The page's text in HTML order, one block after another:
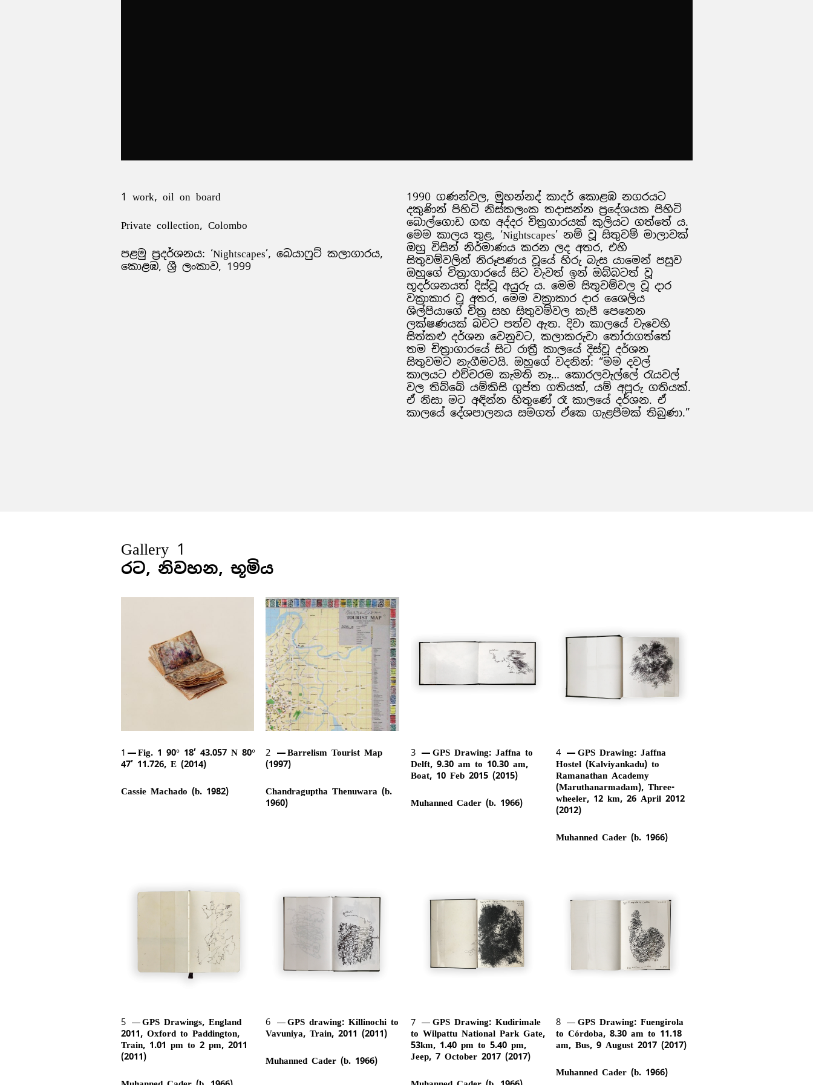
1 work, oil on board
Private collection, Colombo
පළමු ප්‍රදර්ශනය: ‘Nightscapes’, බෙයාෆුට් කලාගාරය,
කොළඹ, ශ්‍රී ලංකාව, 1999
1990 ගණන්වල, මුහන්නද් කාදර් කොළඹ නගරයට
දකුණින් පිහිටි නිස්කලංක තදාසන්න ප්‍රදේශයක පිහිටි
බොල්ගොඩ ගඟ අද්දර චිත්‍රගාරයක් කුලියට ගත්තේ ය.
මෙම කාලය තුළ, ‘Nightscapes’ නම් වූ සිතුවම් මාලාවක්
ඔහු විසින් නිර්මාණය කරන ලද අතර, එහි
සිතුවම්වලින් නිරූපණය වූයේ හිරු බැස යාමෙන් පසුව
ඔහුගේ චිත්‍රාගාරයේ සිට වැවත් ඉන් ඔබ්බටත් වූ
භූදර්ශනයත් දිස්වූ අයුරු ය. මෙම සිතුවම්වල වූ දාර
වක්‍රාකාර වූ අතර, මෙම වක්‍රාකාර දාර ශෛලිය
ශිල්පියාගේ චිත්‍ර සහ සිතුවම්වල කැපී පෙනෙන
ලක්ෂණයක් බවට පත්ව ඇත. දිවා කාලයේ වැවෙහි
සිත්කළු දර්ශන වෙනුවට, කලාකරුවා තෝරාගත්තේ
තම චිත්‍රාගාරයේ සිට රාත්‍රී කාලයේ දිස්වූ දර්ශන
සිතුවමට නැගීමටයි. ඔහුගේ වදනින්: “මම දවල්
කාලයට එච්චරම කැමති නෑ… කොරලවැල්ලේ රැයවල්
වල තිබ්බේ යම්කිසි ගුප්ත ගතියක්, යම් අපූරු ගතියක්.
ඒ නිසා මට අඳින්න හිතුණේ රෑ කාලයේ දර්ශන. ඒ
කාලයේ දේශපාලනය සමගත් ඒකෙ ගැළපීමක් තිබුණා.”
Gallery 1
රට, නිවහන, භූමිය
1
Fig. 1 90° 18’ 43.057 N 80°
47’ 11.726, E (2014)
Cassie Machado (b. 1982)
2
Barrelism Tourist Map
(1997)
Chandraguptha Thenuwara (b.
1960)
3
GPS Drawing: Jaffna to
Delft, 9.30 am to 10.30 am,
Boat, 10 Feb 2015 (2015)
Muhanned Cader (b. 1966)
4
GPS Drawing: Jaffna
Hostel (Kalviyankadu) to
Ramanathan Academy
(Maruthanarmadam), Three-
wheeler, 12 km, 26 April 2012
(2012)
Muhanned Cader (b. 1966)
5
GPS Drawings, England
2011, Oxford to Paddington,
Train, 1.01 pm to 2 pm, 2011
(2011)
6
GPS drawing: Killinochi to
Vavuniya, Train, 2011 (2011)
Muhanned Cader (b. 1966)
7
GPS Drawing: Kudirimale
to Wilpattu National Park Gate,
53km, 1.40 pm to 5.40 pm,
Jeep, 7 October 2017 (2017)
8
GPS Drawing: Fuengirola
to Córdoba, 8.30 am to 11.18
am, Bus, 9 August 2017 (2017)
Muhanned Cader (b. 1966)